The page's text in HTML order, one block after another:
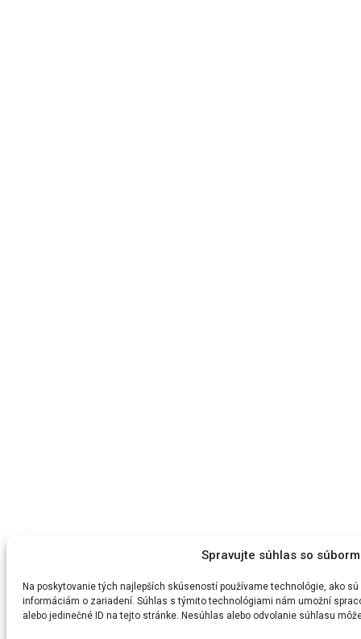
Spravujte súhlas so
Na poskytovanie tých najlepších skúseností používame technológie, ako
informáciám o zariadení. Súhlas s týmito technológiami nám umožní
alebo jedinečné ID na tejto stránke. Nesúhlas alebo odvolanie súhlasu